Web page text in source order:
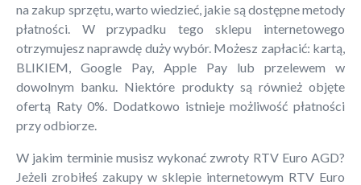
na zakup sprzętu, warto wiedzieć, jakie są dostępne metody
płatności. W przypadku tego sklepu internetowego
otrzymujesz naprawdę duży wybór. Możesz zapłacić: kartą,
BLIKIEM, Google Pay, Apple Pay lub przelewem w
dowolnym banku. Niektóre produkty są również objęte
ofertą Raty 0%. Dodatkowo istnieje możliwość płatności
przy odbiorze.
W jakim terminie musisz wykonać zwroty RTV Euro AGD?
Jeżeli zrobiłeś zakupy w sklepie internetowym RTV Euro